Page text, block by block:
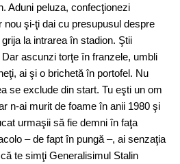
Aduni peluza, confecţionezi
nou şi-ţi dai cu presupusul despre
la intrarea în stadion. Ştii
ascunzi torţe în franzele, umbli
ai şi o brichetă în portofel. Nu
se exclude din start. Tu eşti un om
n-ai murit de foame în anii 1980 şi
urmaşii să fie demni în faţa
– de fapt în pungă –, ai senzaţia
te simţi Generalisimul Stalin